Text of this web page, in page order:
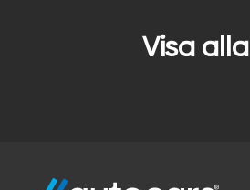
Farthållare (adaptiv)
18 Aluminiumfälgar
Visa alla